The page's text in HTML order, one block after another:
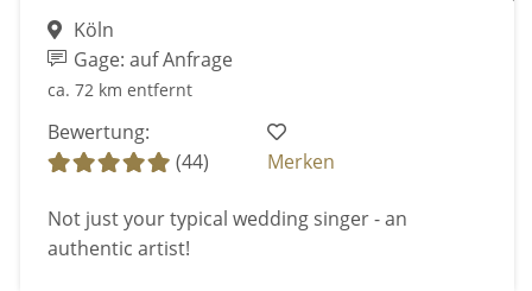
Köln
Gage: auf Anfrage
ca. 72 km entfernt
Bewertung:
(44)
Merken
Not just your typical wedding singer - an
authentic artist!